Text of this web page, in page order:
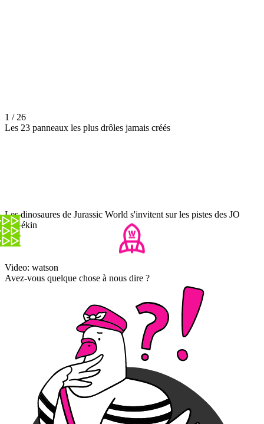
1 / 26
Les 23 panneaux les plus drôles jamais créés
Les dinosaures de Jurassic World s'invitent sur les pistes des JO
de Pékin
Video: watson
Avez-vous quelque chose à nous dire ?